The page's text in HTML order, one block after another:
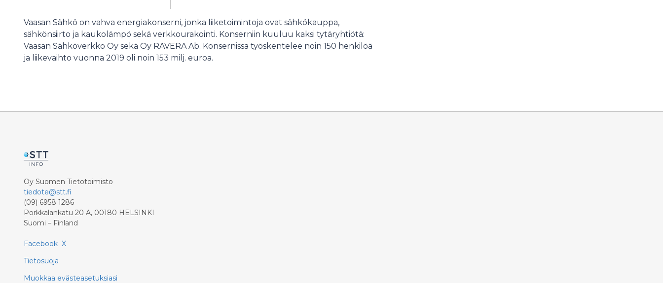
Vaasan Sähkö on vahva energiakonserni, jonka liiketoimintoja ovat sähkökauppa,
sähkönsiirto ja kaukolämpö sekä verkkourakointi. Konserniin kuuluu kaksi tytäryhtiötä:
Vaasan Sähköverkko Oy sekä Oy RAVERA Ab. Konsernissa työskentelee noin 150 henkilöä
ja liikevaihto vuonna 2019 oli noin 153 milj. euroa.
Oy Suomen Tietotoimisto
tiedote@stt.fi
(09) 6958 1286
Porkkalankatu 20 A, 00180 HELSINKI
Suomi – Finland
Facebook X
Tietosuoja
Muokkaa evästeasetuksiasi